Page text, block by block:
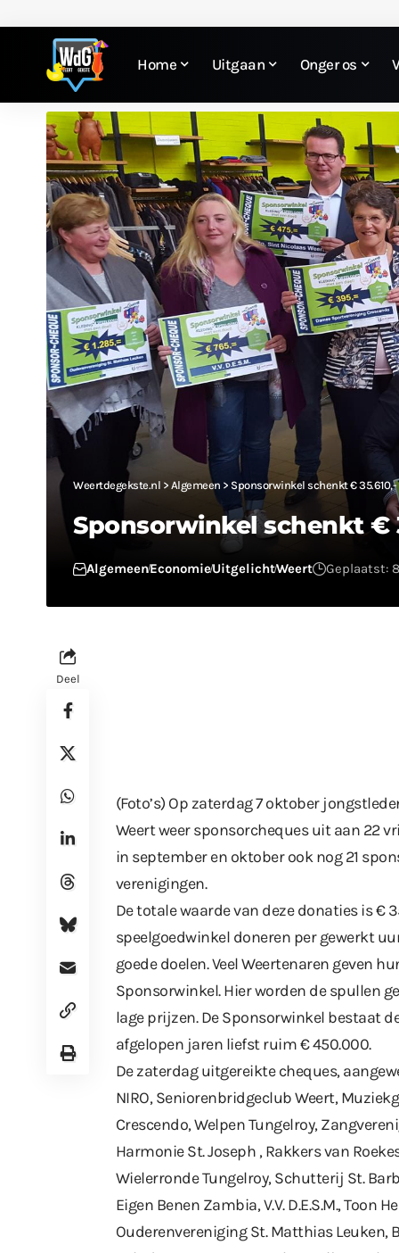
Home Uitgaan Onger os
Weertdegekste.nl > Algemeen > Sponsorwinkel schenkt € 35.610,-
Sponsorwinkel schenkt €
AlgemeenEconomieUitgelichtWeert Geplaatst:
Deel
(Foto’s) Op zaterdag 7 oktober
Weert weer sponsorcheques uit aan 22
in september en oktober ook nog 21
verenigingen.
De totale waarde van deze donaties is €
speelgoedwinkel doneren per gewerkt
goede doelen. Veel Weertenaren geven
Sponsorwinkel. Hier worden de spullen
lage prijzen. De Sponsorwinkel bestaat
afgelopen jaren liefst ruim € 450.000.
De zaterdag uitgereikte cheques,
NIRO, Seniorenbridgeclub Weert,
Crescendo, Welpen Tungelroy,
Harmonie St. Joseph , Rakkers van
Wielerronde Tungelroy, Schutterij St.
Eigen Benen Zambia, V.V. D.E.S.M.,
Ouderenvereniging St. Matthias Leuken,